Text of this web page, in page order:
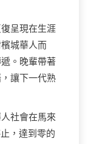
呈現在生涯
城華人而
。晚輩帶著
讓下一代熟
社會在馬來
，達到零的